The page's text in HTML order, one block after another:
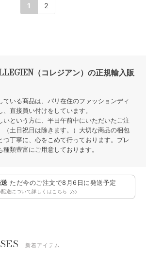
) 2,530円 (本体価格:2,300円)
1
ている商品は、パリ在住のファッションディ
類豊富にご用意しております。